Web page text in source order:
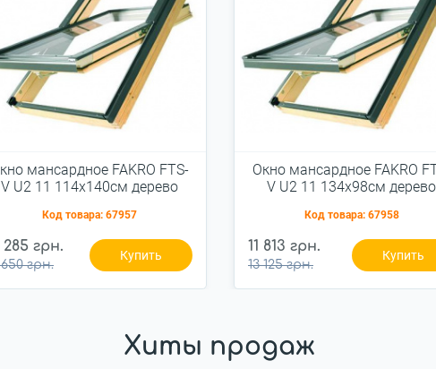
мансардное FAKRO FTS-
V U2 11 114x140см дерево
Код товара: 67957
285 грн.
650 грн.
Купить
Окно мансардное FAKRO
V U2 11 134x98см дерево
Код товара: 67958
11 813 грн.
13 125 грн.
Купить
Хиты продаж